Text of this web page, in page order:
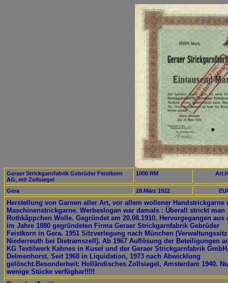
Geraer Strickgarnfabrik Gebrüder Feistkorn
AG, mit Zollsiegel
1000 RM
Gera 28.März 1922
Herstellung von Garnen aller Art, vor allem wollener Handstrickgarne
Maschinenstrickgarne. Werbeslogan war damals : Überall strickt man
Rothkäppchen Wolle. Gegründet am 20.08.1910. Hervorgegangen aus
im Jahre 1880 gegründeten Firma Geraer Strickgarnfabrik Gebrüder
Feistkorn in Gera. 1951 Sitzverlegung nach München
Niederreuth bei Dietramszell). Ab 1967 Auflösung der Beteiligungen
KG Textilwerk Kahnes in Kusel und der Geraer Strickgarnfabrik
Delmenhorst. Seit 1968 in Liquidation, 1973 nach Abwicklung
gelöscht.Besonderheit: Holländisches Zollsiegel, Amsterdam 1940.
wenige Stücke verfügbar!!!!!